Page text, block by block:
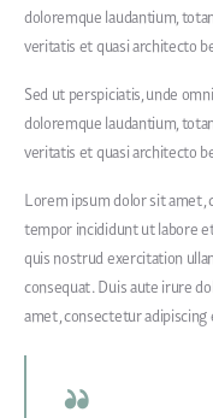
doloremque laudantium,
veritatis et quasi architecto
Sed ut perspiciatis, unde
doloremque laudantium,
veritatis et quasi architecto
Lorem ipsum dolor sit amet,
tempor incididunt ut labore
quis nostrud exercitation
consequat. Duis aute irure
amet, consectetur adipiscing